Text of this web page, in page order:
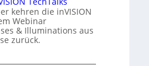
kehren die inVISION
Webinar
& Illuminations aus
zurück.